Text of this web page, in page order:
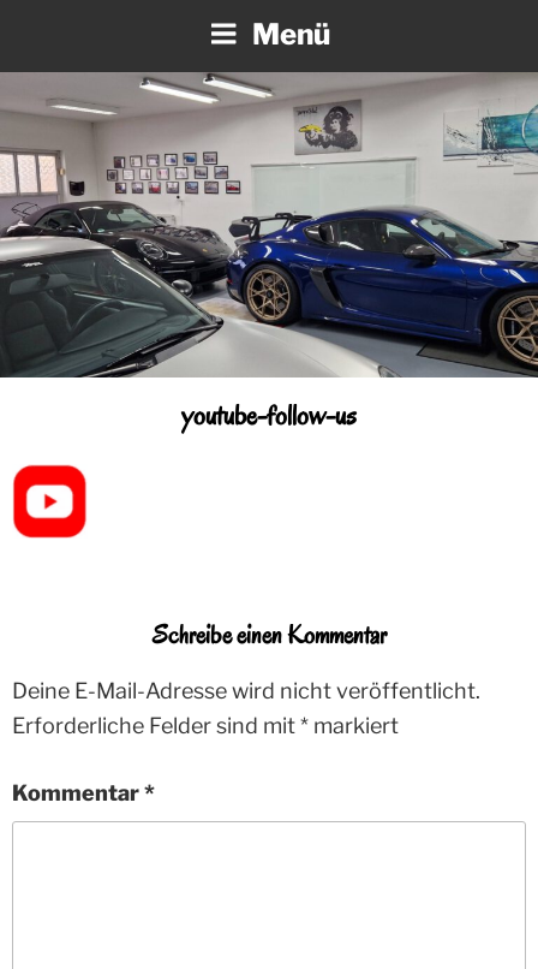
springen
Menü
youtube-follow-us
Schreibe einen Kommentar
Deine E-Mail-Adresse wird nicht veröffentlicht.
Erforderliche Felder sind mit* markiert
Kommentar*